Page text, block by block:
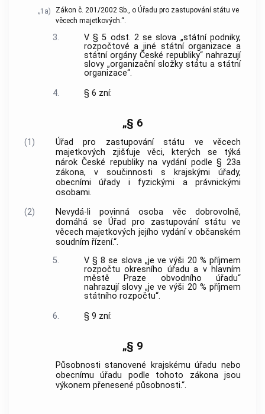
„1a)
Zákon č. 201/2002 Sb., o Úřadu pro zastupování státu ve
věcech majetkových.“.
3.
V § 5 odst. 2 se slova „státní podniky,
rozpočtové a jiné státní organizace a
státní orgány České republiky“ nahrazují
slovy „organizační složky státu a státní
organizace“.
4.
§ 6 zní:
„§ 6
(1)
Úřad pro zastupování státu ve věcech
majetkových zjišťuje věci, kterých se týká
nárok České republiky na vydání podle § 23a
zákona, v součinnosti s krajskými úřady,
obecními úřady i fyzickými a právnickými
osobami.
(2)
Nevydá-li povinná osoba věc dobrovolně,
domáhá se Úřad pro zastupování státu ve
věcech majetkových jejího vydání v občanském
soudním řízení.“.
5.
V § 8 se slova „je ve výši 20 % příjmem
rozpočtu okresního úřadu a v hlavním
městě Praze obvodního úřadu“
nahrazují slovy „je ve výši 20 % příjmem
státního rozpočtu“.
6.
§ 9 zní:
„§ 9
Působnosti stanovené krajskému úřadu nebo
obecnímu úřadu podle tohoto zákona jsou
výkonem přenesené působnosti.“.